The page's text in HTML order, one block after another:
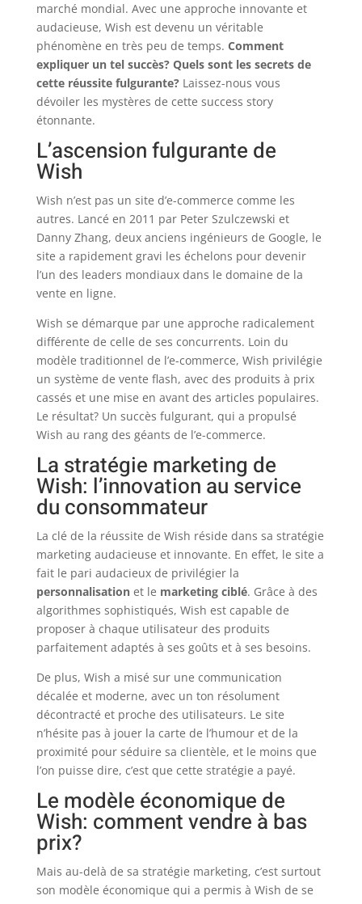
marché mondial. Avec une approche innovante et
audacieuse, Wish est devenu un véritable
phénomène en très peu de temps. Comment
expliquer un tel succès? Quels sont les secrets de
cette réussite fulgurante?Laissez-nous vous
dévoiler les mystères de cette success story
étonnante.
L’ascension fulgurante de
Wish
Wish n’est pas un site d’e-commerce comme les
autres. Lancé en 2011 par Peter Szulczewski et
Danny Zhang, deux anciens ingénieurs de Google, le
site a rapidement gravi les échelons pour devenir
l’un des leaders mondiaux dans le domaine de la
vente en ligne.
Wish se démarque par une approche radicalement
différente de celle de ses concurrents. Loin du
modèle traditionnel de l’e-commerce, Wish privilégie
un système de vente flash, avec des produits à prix
cassés et une mise en avant des articles populaires.
Le résultat? Un succès fulgurant, qui a propulsé
Wish au rang des géants de l’e-commerce.
La stratégie marketing de
Wish: l’innovation au service
du consommateur
La clé de la réussite de Wish réside dans sa stratégie
marketing audacieuse et innovante. En effet, le site a
fait le pari audacieux de privilégier la
personnalisationet le marketing ciblé. Grâce à des
algorithmes sophistiqués, Wish est capable de
proposer à chaque utilisateur des produits
parfaitement adaptés à ses goûts et à ses besoins.
De plus, Wish a misé sur une communication
décalée et moderne, avec un ton résolument
décontracté et proche des utilisateurs. Le site
n’hésite pas à jouer la carte de l’humour et de la
proximité pour séduire sa clientèle, et le moins que
l’on puisse dire, c’est que cette stratégie a payé.
Le modèle économique de
Wish: comment vendre à bas
prix?
Mais au-delà de sa stratégie marketing, c’est surtout
son modèle économique qui a permis à Wish de se